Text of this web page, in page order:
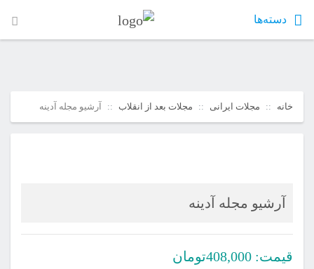
دسته‌ها
خانه مجلات ایرانی مجلات بعد از انقلاب آرشیو مجله آدینه
آرشیو مجله آدینه
قیمت: 408,000تومان